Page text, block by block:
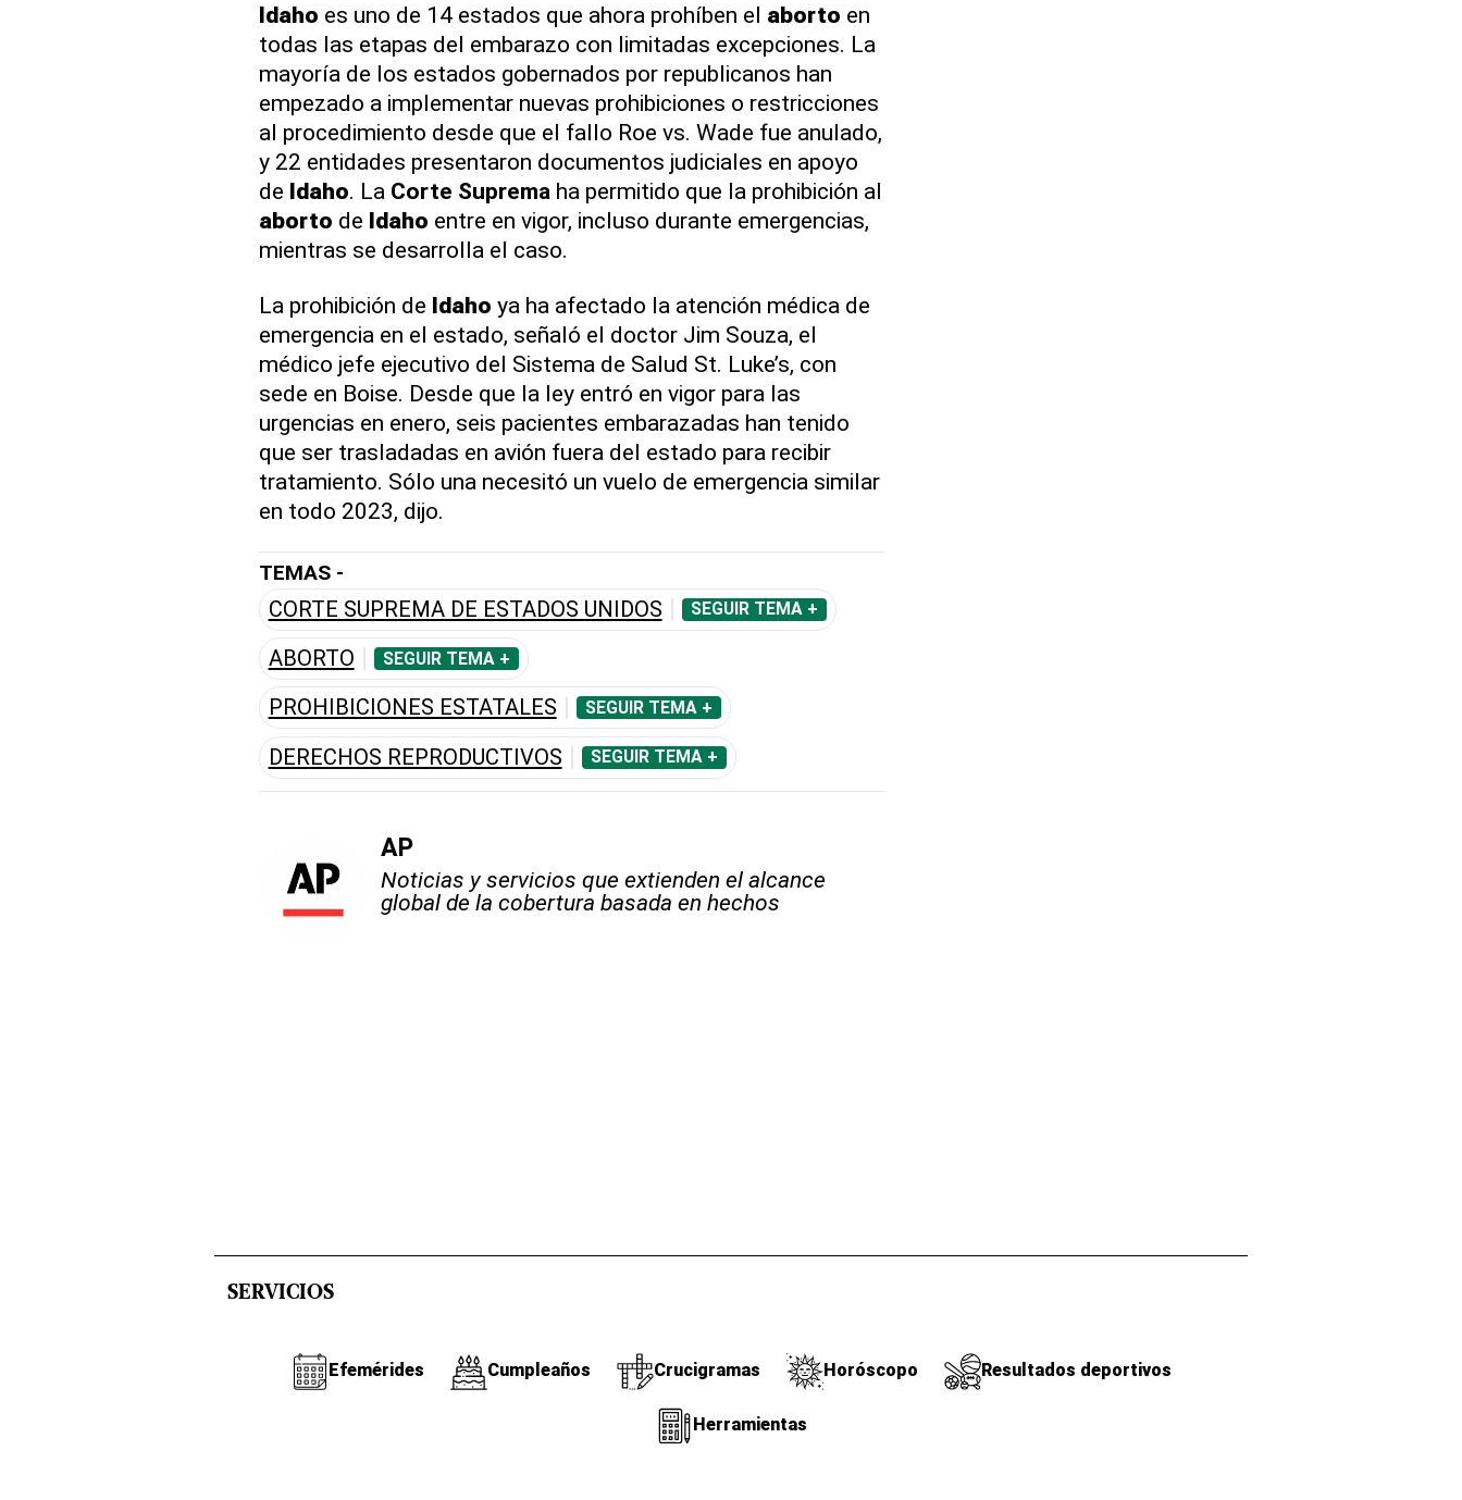
Idaho es uno de 14 estados que ahora prohíben el aborto en
todas las etapas del embarazo con limitadas excepciones. La
mayoría de los estados gobernados por republicanos han
empezado a implementar nuevas prohibiciones o restricciones
al procedimiento desde que el fallo Roe vs. Wade fue anulado,
y 22 entidades presentaron documentos judiciales en apoyo
de Idaho. La Corte Supremaha permitido que la prohibición al
aborto de Idaho entre en vigor, incluso durante emergencias,
mientras se desarrolla el caso.
La prohibición de Idaho ya ha afectado la atención médica de
emergencia en el estado, señaló el doctor Jim Souza, el
médico jefe ejecutivo del Sistema de Salud St. Luke’s, con
sede en Boise. Desde que la ley entró en vigor para las
urgencias en enero, seis pacientes embarazadas han tenido
que ser trasladadas en avión fuera del estado para recibir
tratamiento. Sólo una necesitó un vuelo de emergencia similar
en todo 2023, dijo.
TEMAS -
CORTE SUPREMA DE ESTADOS UNIDOS SEGUIR TEMA +
ABORTO SEGUIR TEMA +
PROHIBICIONES ESTATALES SEGUIR TEMA +
DERECHOS REPRODUCTIVOS SEGUIR TEMA +
AP
Noticias y servicios que extienden el alcance
global de la cobertura basada en hechos
SERVICIOS
Efemérides Cumpleaños Crucigramas Horóscopo Resultados deportivos
Herramientas